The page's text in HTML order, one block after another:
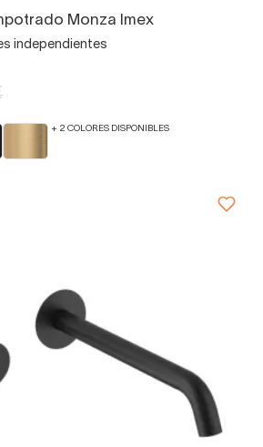
Monza Imex
independientes
+ 2 COLORES DISPONIBLES